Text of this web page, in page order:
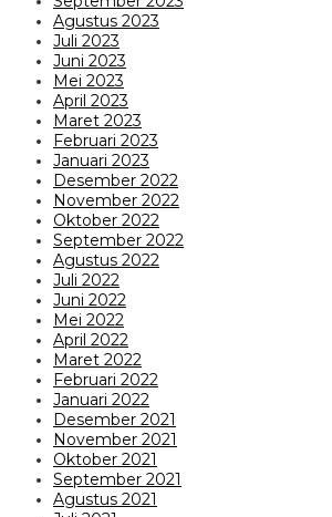
Agustus 2023
Juli 2023
Juni 2023
Mei 2023
April 2023
Maret 2023
Februari 2023
Januari 2023
Desember 2022
November 2022
Oktober 2022
September 2022
Agustus 2022
Juli 2022
Juni 2022
Mei 2022
April 2022
Maret 2022
Februari 2022
Januari 2022
Desember 2021
November 2021
Oktober 2021
September 2021
Agustus 2021